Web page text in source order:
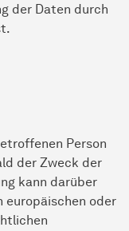
der Daten durch
Person
der Zweck der
kann darüber
europäischen oder